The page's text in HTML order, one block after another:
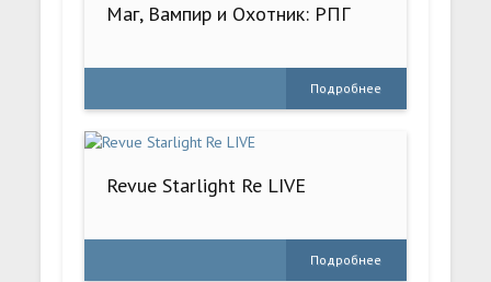
Маг, Вампир и Охотник: РПГ
Подробнее
Revue Starlight Re LIVE
Подробнее